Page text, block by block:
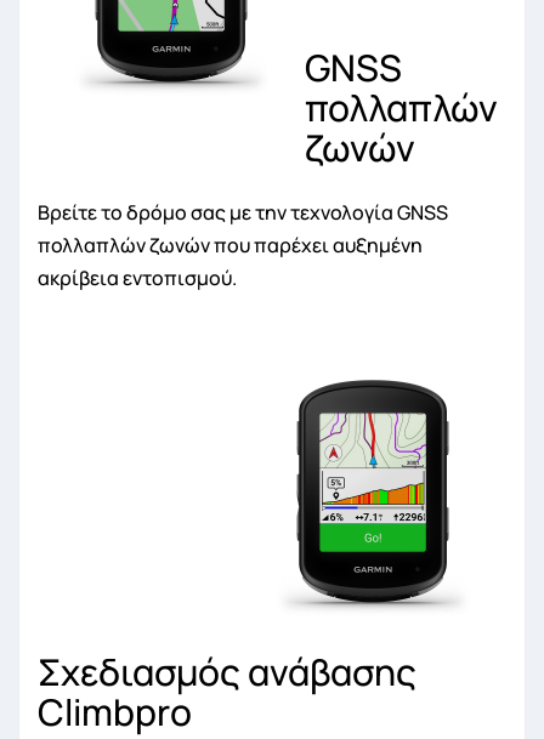
GNSS
πολλαπλών
ζωνών
Βρείτε το δρόμο σας με την τεχνολογία GNSS
πολλαπλών ζωνών που παρέχει αυξημένη
ακρίβεια εντοπισμού.
Σχεδιασμός ανάβασης
Climbpro